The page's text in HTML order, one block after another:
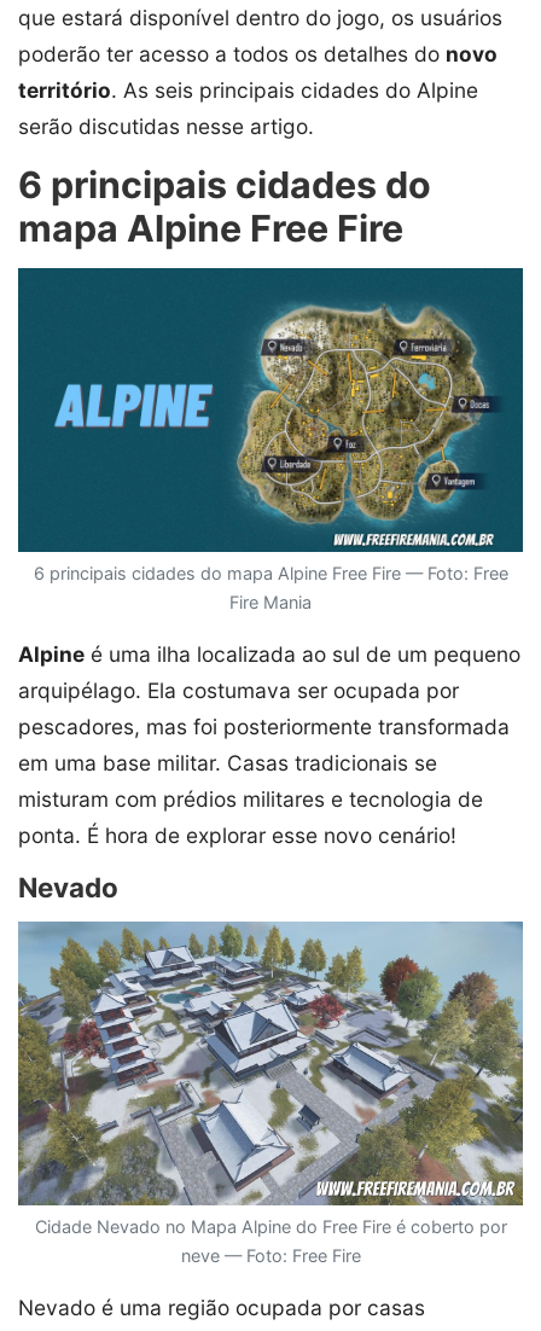
que estará disponível dentro do jogo, os usuários
poderão ter acesso a todos os detalhes do novo
território. As seis principais cidades do Alpine
serão discutidas nesse artigo.
6 principais cidades do
mapa Alpine Free Fire
6 principais cidades do mapa Alpine Free Fire — Foto: Free
Fire Mania
Alpine é uma ilha localizada ao sul de um pequeno
arquipélago. Ela costumava ser ocupada por
pescadores, mas foi posteriormente transformada
em uma base militar. Casas tradicionais se
misturam com prédios militares e tecnologia de
ponta. É hora de explorar esse novo cenário!
Nevado
Cidade Nevado no Mapa Alpine do Free Fire é coberto por
neve — Foto: Free Fire
Nevado é uma região ocupada por casas